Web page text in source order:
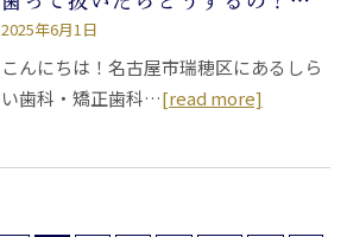
2025年6月1日
こんにちは！名古屋市瑞穂区にあるしら
い歯科・矯正歯科…[read more]